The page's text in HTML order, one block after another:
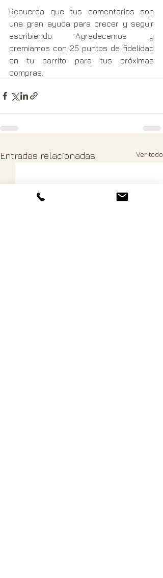
Recuerda que tus comentarios son
una gran ayuda para crecer y seguir
escribiendo. Agradecemos y
premiamos con 25 puntos de fidelidad
en tu carrito para tus próximas
compras.
Entradas relacionadas Ver todo